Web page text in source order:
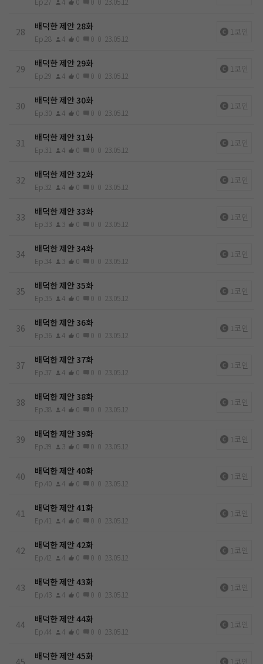
28 배덕한 제안 28화
Ep.28 4 0 0 0 23.05.12
1코인
29 배덕한 제안 29화
Ep.29 4 0 0 0 23.05.12
1코인
30 배덕한 제안 30화
Ep.30 4 0 0 0 23.05.12
1코인
31 배덕한 제안 31화
Ep.31 4 0 0 0 23.05.12
1코인
32 배덕한 제안 32화
Ep.32 4 0 0 0 23.05.12
1코인
33 배덕한 제안 33화
Ep.33 3 0 0 0 23.05.12
1코인
34 배덕한 제안 34화
Ep.34 3 0 0 0 23.05.12
1코인
35 배덕한 제안 35화
Ep.35 4 0 0 0 23.05.12
1코인
36 배덕한 제안 36화
Ep.36 4 0 0 0 23.05.12
1코인
37 배덕한 제안 37화
Ep.37 4 0 0 0 23.05.12
1코인
38 배덕한 제안 38화
Ep.38 4 0 0 0 23.05.12
1코인
39 배덕한 제안 39화
Ep.39 3 0 0 0 23.05.12
1코인
40 배덕한 제안 40화
Ep.40 4 0 0 0 23.05.12
1코인
41 배덕한 제안 41화
Ep.41 4 0 0 0 23.05.12
1코인
42 배덕한 제안 42화
Ep.42 4 0 0 0 23.05.12
1코인
43 배덕한 제안 43화
Ep.43 4 0 0 0 23.05.12
1코인
44 배덕한 제안 44화
Ep.44 4 0 0 0 23.05.12
1코인
45 배덕한 제안 45화 1코인